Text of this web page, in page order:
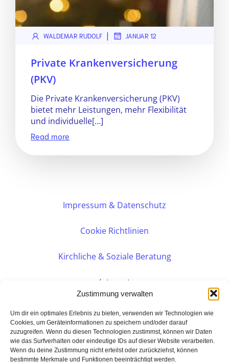
Zustimmung verwalten
Um dir ein optimales Erlebnis zu bieten, verwenden wir Technologien wie
Cookies, um Geräteinformationen zu speichern und/oder darauf
zuzugreifen. Wenn du diesen Technologien zustimmst, können wir Daten
wie das Surfverhalten oder eindeutige IDs auf dieser Website verarbeiten.
Wenn du deine Zustimmung nicht erteilst oder zurückziehst, können
bestimmte Merkmale und Funktionen beeinträchtigt werden.
WALDEMAR RUDOLF | JANUAR 12
Private Krankenversicherung
(PKV)
Die Private Krankenversicherung (PKV)
bietet mehr Leistungen, mehr Flexibilität
und individuelle[…]
Read more
Impressum & Datenschutz
Cookie Richtlinien
Kirchliche & Soziale Beratung
Intranet
PERSÖNLICHE BERATUNG